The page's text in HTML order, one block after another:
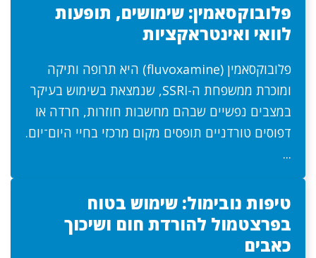
פלובוקסאמין: שימושים, תופעות
לוואי ואינטראקציות
פלובוקסאמין (fluvoxamine) היא תרופה ותיקה
ומוכרת ממשפחת ה-SSRI, שנמצאת בשימוש בעיקר
במצבים נפשיים שבהם מחשבות חוזרות, חרדה או
דפוסים טורדניים תופסים מקום מרכזי בחיי היום־יום.
...
טיפות נובימול: שימוש בטוח
בפרצטמול להורדת חום ושיכוך
כאבים